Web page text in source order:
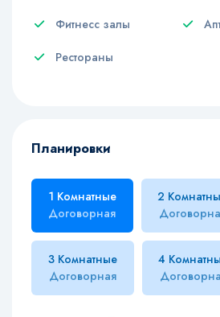
Фитнесс залы
Рестораны
Планировки
1 Комнатные
Договорная
2
3 Комнатные
Договорная
4